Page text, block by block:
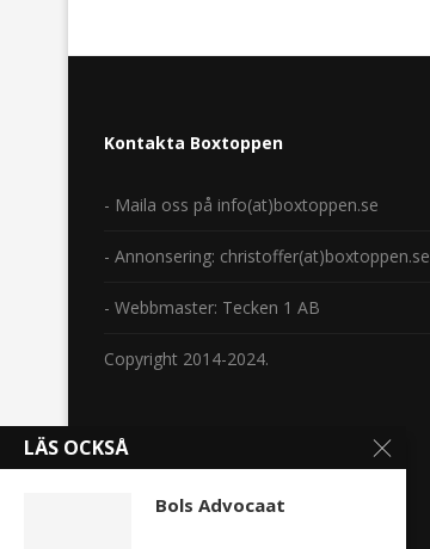
Kontakta Boxtoppen
- Maila oss på info(at)boxtoppen.se
- Annonsering: christoffer(at)boxtoppen.se
- Webbmaster: Tecken 1 AB
Copyright 2014-2024.
LÄS OCKSÅ
Bols Advocaat